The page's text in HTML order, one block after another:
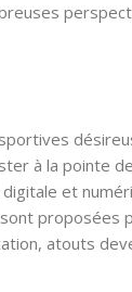
à la pointe
et
proposées
atouts